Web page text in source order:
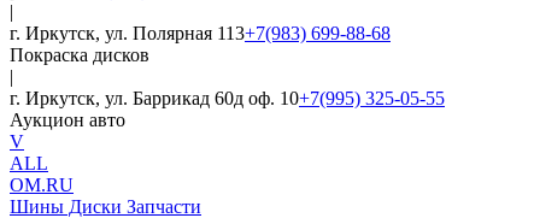
|
г. Иркутск, ул. Полярная 113+7(983) 699-88-68
Покраска дисков
|
г. Иркутск, ул. Баррикад 60д оф. 10+7(995) 325-05-55
Аукцион авто
V
ALL
OM.RU
Шины Диски Запчасти